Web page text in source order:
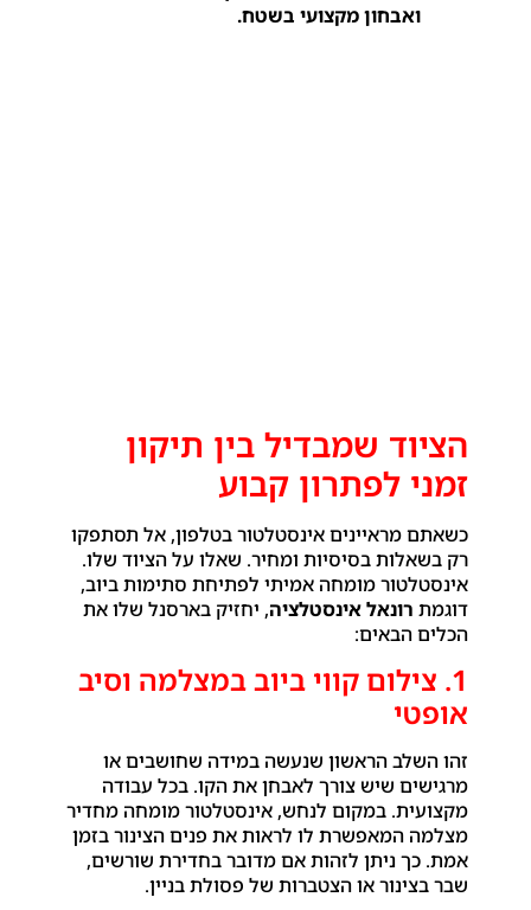
ואבחון מקצועי בשטח.
הציוד שמבדיל בין תיקון
זמני לפתרון קבוע
כשאתם מראיינים אינסטלטור בטלפון, אל תסתפקו
רק בשאלות בסיסיות ומחיר. שאלו על הציוד שלו.
אינסטלטור מומחה אמיתי לפתיחת סתימות ביוב,
דוגמת רונאל אינסטלציה, יחזיק בארסנל שלו את
הכלים הבאים:
1. צילום קווי ביוב במצלמה וסיב
אופטי
זהו השלב הראשון שנעשה במידה שחושבים או
מרגישים שיש צורך לאבחן את הקו. בכל עבודה
מקצועית. במקום לנחש, אינסטלטור מומחה מחדיר
מצלמה המאפשרת לו לראות את פנים הצינור בזמן
אמת. כך ניתן לזהות אם מדובר בחדירת שורשים,
שבר בצינור או הצטברות של פסולת בניין.